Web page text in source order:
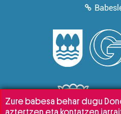
Zure babesa behar dugu
aztertzen eta kontatzen